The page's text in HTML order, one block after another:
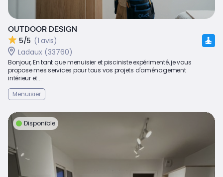
OUTDOOR DESIGN
5/5 (1 avis)
Ladaux (33760)
Bonjour, En tant que menuisier et pisciniste expérimenté, je vous
propose mes services pour tous vos projets d'aménagement
intérieur et...
Menuisier
Disponible